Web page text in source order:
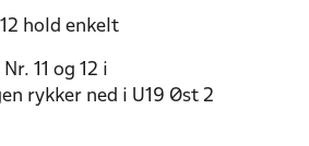
hold enkelt
11 og 12 i
rykker ned i U19 Øst 2